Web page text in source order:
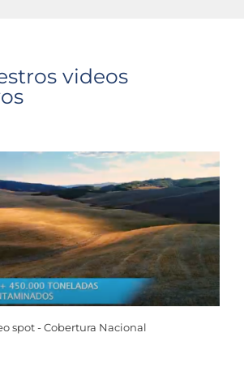
videos
spot - Cobertura Nacional